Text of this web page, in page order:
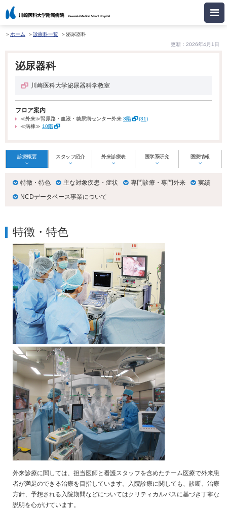
ホーム 診療科一覧 泌尿器科
泌尿器科
川崎医科大学泌尿器科学教室
更新：2026年4月1日
フロア案内
≪外来≫腎尿路・血液・糖尿病センター外来 3階
(31)
≪病棟≫ 10階
診療概要 スタッフ紹介 外来診療表 医学系研究 医療情報
特徴・特色 主な対象疾患・症状 専門診療・専門外来
実績
NCDデータベース事業について
特徴・特色
外来診療に関しては、担当医師と看護スタッフを含めたチーム医療で外来患
者が満足のできる治療を目指しています。入院診療に関しても、診断、治療
方針、予想される入院期間などについてはクリティカルパスに基づき丁寧な
説明を心がけています。